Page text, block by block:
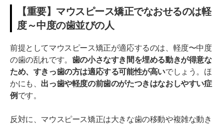
【重要】マウスピース矯正でなおせるのは軽
度～中度の歯並びの人
前提としてマウスピース矯正が適応するのは、軽度〜中度
の歯の乱れです。 歯の小さなすき間を埋める動きが得意な
ため、すきっ歯の方は適応する可能性が高いでしょう。ほ
かにも、 出っ歯や軽度の前歯のがたつきはなおしやすい症
例 です。
反対に、マウスピース矯正は大きな歯の移動や複雑な動き